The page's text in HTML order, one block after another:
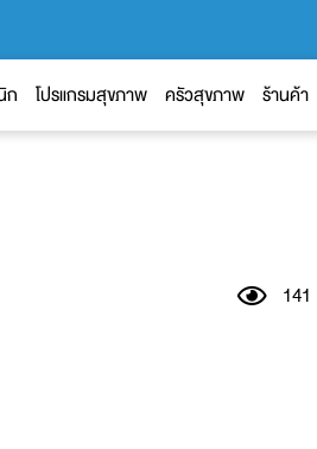
ก โปรแกรมสุขภาพ ครัวสุขภาพ ร้านค้า
141